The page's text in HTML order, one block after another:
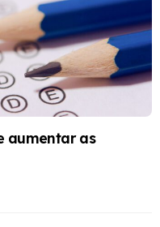
aumentar as